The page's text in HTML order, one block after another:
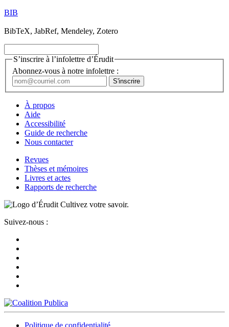
BIB
BibTeX, JabRef, Mendeley, Zotero
S’inscrire à l’infolettre d’Érudit
Abonnez-vous à notre infolettre :
À propos
Aide
Accessibilité
Guide de recherche
Nous contacter
Revues
Thèses et mémoires
Livres et actes
Rapports de recherche
Cultivez votre savoir.
Suivez-nous :